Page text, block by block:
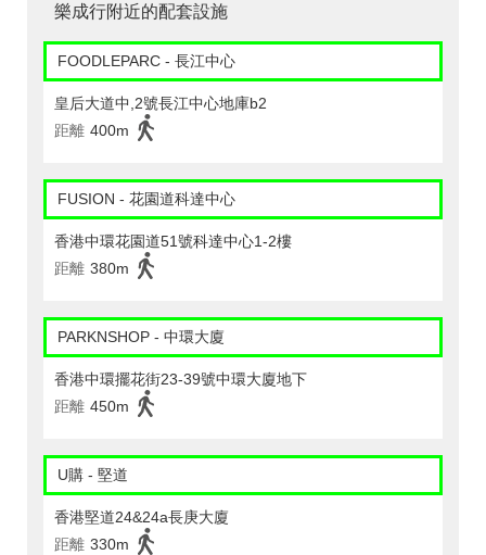
樂成行附近的配套設施
FOODLEPARC - 長江中心
皇后大道中,2號長江中心地庫b2
距離 400m
FUSION - 花園道科達中心
香港中環花園道51號科達中心1-2樓
距離 380m
PARKNSHOP - 中環大廈
香港中環擺花街23-39號中環大廈地下
距離 450m
U購 - 堅道
香港堅道24&24a長庚大廈
距離 330m